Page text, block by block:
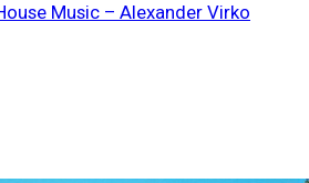
Music – Alexander Virko